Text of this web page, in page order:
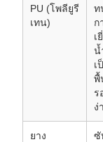
PU (โพลียูรี
เทน)
ท
ก
เ
น้
เ
พื้
ร
ง่
ยาง
ซั